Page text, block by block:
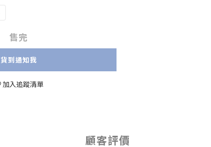
售完
貨到通知我
加入追蹤清單
顧客評價